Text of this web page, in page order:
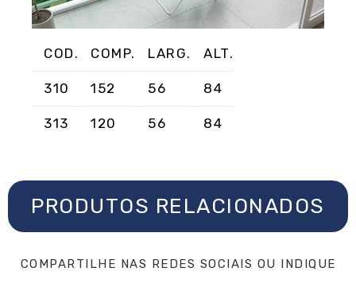
COD. COMP. LARG. ALT.
310 152 56 84
313 120 56 84
PRODUTOS RELACIONADOS
COMPARTILHE NAS REDES SOCIAIS OU INDIQUE